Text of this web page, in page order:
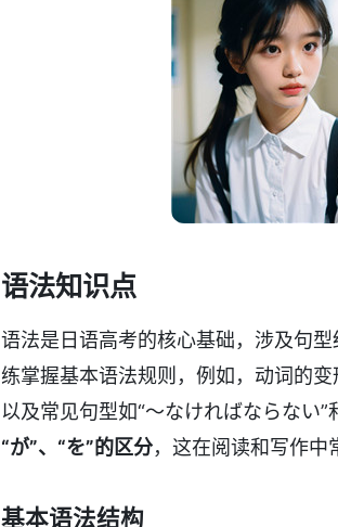
语法知识点
语法是日语高考的核心基础，涉及句
练掌握基本语法规则，例如，动词的
以及常见句型如“～なければならない”
“が”、“を”的区分，这在阅读和写作中
基本语法结构